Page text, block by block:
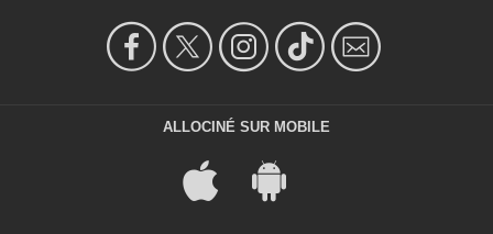
ALLOCINÉ SUR MOBILE